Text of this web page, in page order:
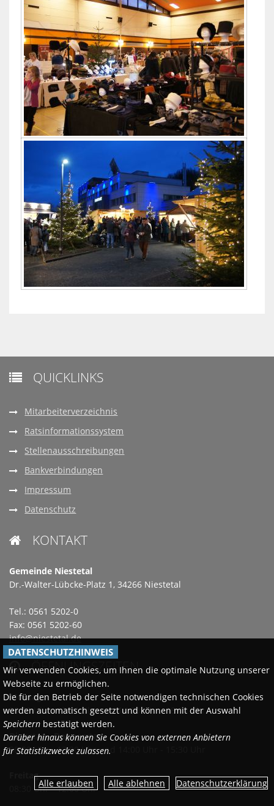
 QUICKLINKS
Mitarbeiterverzeichnis
Ratsinformationssystem
Stellenausschreibungen
Bankverbindungen
Impressum
Datenschutz
 KONTAKT
Gemeinde Niestetal
Dr.-Walter-Lübcke-Platz 1, 34266 Niestetal
Tel.: 0561 5202-0
Fax: 0561 5202-60
info@niestetal.de
 ÖFFNUNGSZEITEN
Montags
08:30 Uhr - 12:00 Uhr und 14:00 Uhr - 18:00 Uhr
Dienstag - Donnerstag
08:30 Uhr - 12:00 Uhr und 14:00 Uhr - 15:30 Uhr
Freitag
08:30 Uhr - 12:00 Uhr
DATENSCHUTZHINWEIS
Wir verwenden Cookies, um Ihnen die optimale Nutzung unserer
Webseite zu ermöglichen.
Die für den Betrieb der Seite notwendigen technischen Cookies
werden automatisch gesetzt und können mit der Auswahl
Speichern bestätigt werden.
Darüber hinaus können Sie Cookies von externen Anbietern
für Statistikzwecke zulassen.
Datenschutzerklärung